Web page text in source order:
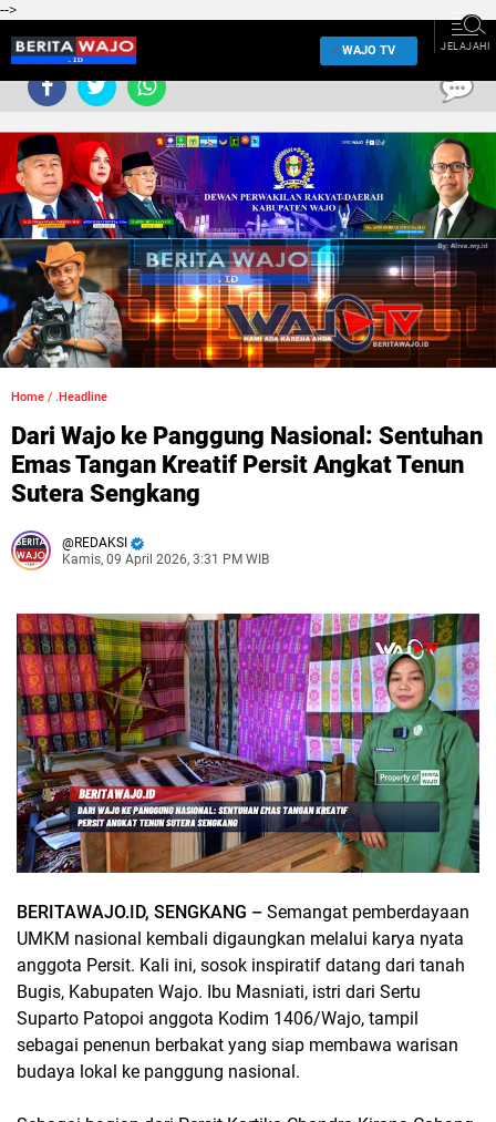
-->
WAJO TV JELAJAHI
Home / .Headline
Dari Wajo ke Panggung Nasional: Sentuhan
Emas Tangan Kreatif Persit Angkat Tenun
Sutera Sengkang
REDAKSI
Kamis, 09 April 2026, 3:31 PM WIB
BERITAWAJO.ID, SENGKANG – Semangat pemberdayaan
UMKM nasional kembali digaungkan melalui karya nyata
anggota Persit. Kali ini, sosok inspiratif datang dari tanah
Bugis, Kabupaten Wajo. Ibu Masniati, istri dari Sertu
Suparto Patopoi anggota Kodim 1406/Wajo, tampil
sebagai penenun berbakat yang siap membawa warisan
budaya lokal ke panggung nasional.